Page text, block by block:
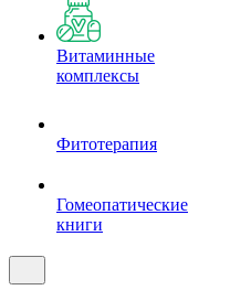
Витаминные
комплексы
Фитотерапия
Гомеопатические
книги